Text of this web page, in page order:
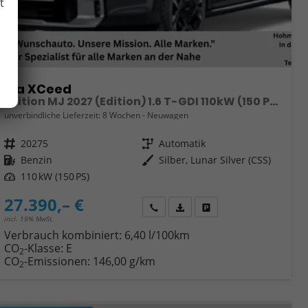
Kia XCeed
Edition MJ 2027 (Edition) 1.6 T-GDI 110kW (150 PS) 7-Gang DCT Automatikgetriebe
unverbindliche Lieferzeit: 8 Wochen Neuwagen
Fahrzeugnr. 20275 Getriebe Automatik
Kraftstoff Benzin Außenfarbe Silber, Lunar Silver (CSS)
Leistung 110 kW (150 PS)
27.390,– €
incl. 19% MwSt.
Wir rufen Sie an
Fahrzeugexposé (PDF)
Fahrzeug parken
Verbrauch kombiniert: 6,40 l/100km
CO2-Klasse: E
CO2-Emissionen: 146,00 g/km